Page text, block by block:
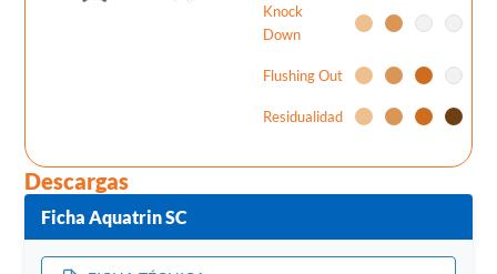
Knock
Down
Flushing Out
Residualidad
Descargas
Ficha Aquatrin SC